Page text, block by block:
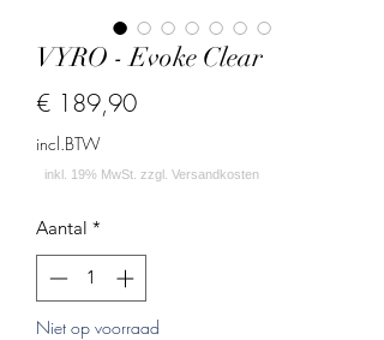
VYRO - Evoke Clear
€ 189,90Prijs
incl.BTW
Aantal *
Niet op voorraad